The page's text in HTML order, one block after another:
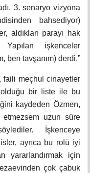
3. senaryo vizyona
bahsediyor)
aldıkları parayı hak
işkenceler
ben tavşanım) derdi.”
faili meçhul cinayetler
olduğu bir liste ile bu
kaydeden Özmen,
uzun süre
İşkenceye
ayrıca bu rolü iyi
yararlandırmak için
çok çabuk